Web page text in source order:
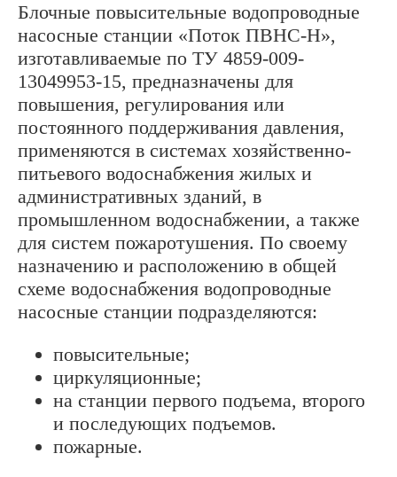
Блочные повысительные водопроводные
насосные станции «Поток ПВНС-Н»,
изготавливаемые по ТУ 4859-009-
13049953-15, предназначены для
повышения, регулирования или
постоянного поддерживания давления,
применяются в системах хозяйственно-
питьевого водоснабжения жилых и
административных зданий, в
промышленном водоснабжении, а также
для систем пожаротушения. По своему
назначению и расположению в общей
схеме водоснабжения водопроводные
насосные станции подразделяются:
повысительные;
циркуляционные;
на станции первого подъема, второго
и последующих подъемов.
пожарные.